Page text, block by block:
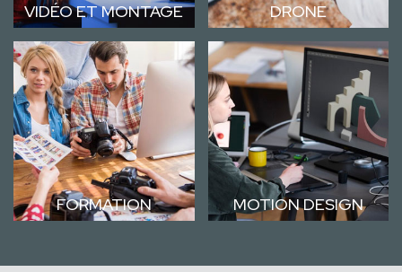
VIDÉO ET MONTAGE DRONE
FORMATION MOTION DESIGN